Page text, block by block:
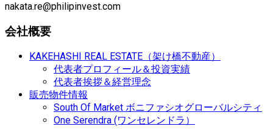
nakata.re@philipinvest.com
会社概要
KAKEHASHI REAL ESTATE（架け橋不動産）
代表者プロフィール＆投資実績
代表者挨拶＆経営理念
販売物件情報
South Of Market ボニファシオグローバルシティ
One Serendra (ワンセレンドラ）